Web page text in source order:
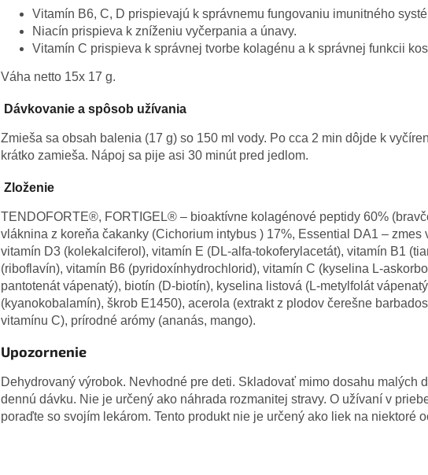
Vitamín B6, C, D prispievajú k správnemu fungovaniu imunitného
Niacín prispieva k zníženiu vyčerpania a únavy.
Vitamín C prispieva k správnej tvorbe kolagénu a k správnej funkcii
Váha netto 15x 17 g.
Dávkovanie a spôsob užívania
Zmieša sa obsah balenia (17 g) so 150 ml vody. Po cca 2 min dôjde k
krátko zamieša. Nápoj sa pije asi 30 minút pred jedlom.
Zloženie
TENDOFORTE®, FORTIGEL® – bioaktívne kolagénové peptidy 60%
vláknina z koreňa čakanky (Cichorium intybus ) 17%, Essential DA1 – zmes
vitamín D3 (kolekalciferol), vitamín E (DL-alfa-tokoferylacetát), vitamín B1
(riboflavín), vitamín B6 (pyridoxínhydrochlorid), vitamín C (kyselina L-
pantotenát vápenatý), biotín (D-biotín), kyselina listová (L-metylfolát
(kyanokobalamín), škrob E1450), acerola (extrakt z plodov čerešne
vitamínu C), prírodné arómy (ananás, mango).
Upozornenie
Dehydrovaný výrobok. Nevhodné pre deti. Skladovať mimo dosahu malých
dennú dávku. Nie je určený ako náhrada rozmanitej stravy. O užívaní v
poraďte so svojím lekárom. Tento produkt nie je určený ako liek na niektoré